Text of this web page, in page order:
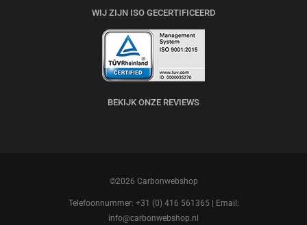
WIJ ZIJN ISO GECERTIFICEERD
BEKIJK ONZE REVIEWS
©2026 Carbonwebshop
Telefoonnummer: +31 (0) 416 561365 | Email:
info@carbonwebshop.nl